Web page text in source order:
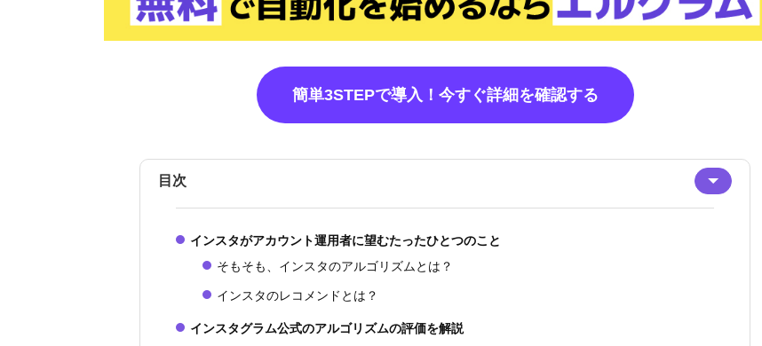
簡単3STEPで導入！今すぐ詳細を確認する
目次
インスタがアカウント運用者に望むたったひとつのこと
そもそも、インスタのアルゴリズムとは？
インスタのレコメンドとは？
インスタグラム公式のアルゴリズムの評価を解説